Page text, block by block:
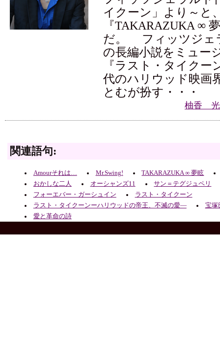
イクーン」より～と
『TAKARAZUKA ∞
だ。 フィッツジェ
の長編小説をミュー
『ラスト・タイクー
代のハリウッド映画
とむが扮す・・・
柚香 光
関連語句:
Amourそれは… Mr.Swing!
TAKARAZUKA ∞ 夢眩
おかしな二人
オーシャンズ11
サン＝テグジュペリ
フォーエバー・ガーシュイン
ラスト・タイクーン
ラスト・タイクーンーハリウッドの帝王、不滅の愛―
宝塚
愛と革命の詩